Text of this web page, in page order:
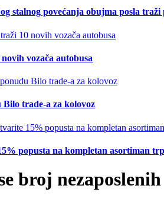
stalnog povećanja obujma posla traži
vozača autobusa
Bilo trade-a za kolovoz
popusta na kompletan asortiman
broj